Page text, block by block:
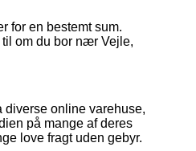
for en bestemt sum.
om du bor nær Vejle,
online varehuse,
på mange af deres
love fragt uden gebyr.